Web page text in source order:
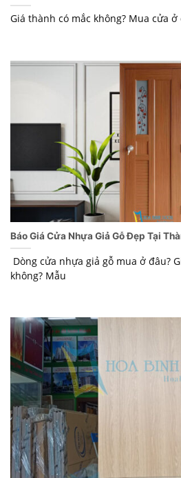
Giá thành có mắc không? Mua cửa
Báo Giá Cửa Nhựa Giả Gỗ Đẹp Tại
Dòng cửa nhựa giả gỗ mua ở đâu?
không? Mẫu